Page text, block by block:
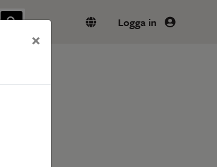
Logga in
×